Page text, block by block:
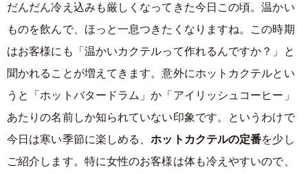
だんだん冷え込みも厳しくなってきた今日この頃。温かい
ものを飲んで、ほっと一息つきたくなりますね。この時期
はお客様にも「温かいカクテルって作れるんですか？」と
聞かれることが増えてきます。意外にホットカクテルとい
うと「ホットバタードラム」か「アイリッシュコーヒー」
あたりの名前しか知られていない印象です。というわけで
今日は寒い季節に楽しめる、ホットカクテルの定番を少し
ご紹介します。特に女性のお客様は体も冷えやすいので、